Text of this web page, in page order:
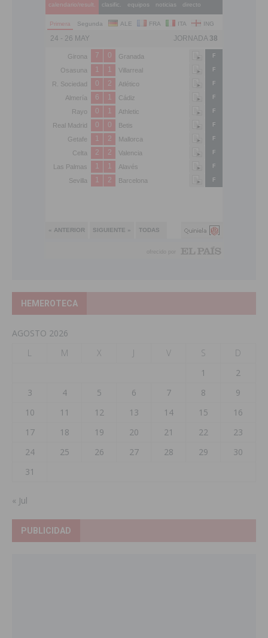
HEMEROTECA
AGOSTO 2026
L
M X J V S
D
1
2
3
4 5 6 7 8
9
10
11 12 13 14 15
16
17
18 19 20 21 22
23
24
25 26 27 28 29
30
31
« Jul
PUBLICIDAD